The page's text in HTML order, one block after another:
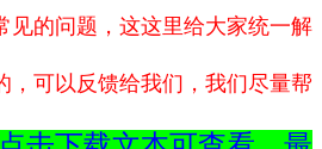
见的问题，这这里给大家统一解
，可以反馈给我们，我们尽量帮